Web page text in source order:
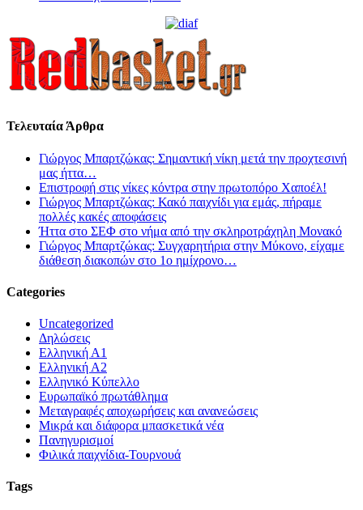
Τελευταία Άρθρα
Γιώργος Μπαρτζώκας: Σημαντική νίκη μετά την προχτεσινή
μας ήττα…
Επιστροφή στις νίκες κόντρα στην πρωτοπόρο Χαποέλ!
Γιώργος Μπαρτζώκας: Κακό παιχνίδι για εμάς, πήραμε
πολλές κακές αποφάσεις
Ήττα στο ΣΕΦ στο νήμα από την σκληροτράχηλη Μονακό
Γιώργος Μπαρτζώκας: Συγχαρητήρια στην Μύκονο, είχαμε
διάθεση διακοπών στο 1ο ημίχρονο…
Categories
Uncategorized
Δηλώσεις
Ελληνική Α1
Ελληνική Α2
Ελληνικό Κύπελλο
Ευρωπαϊκό πρωτάθλημα
Μεταγραφές αποχωρήσεις και ανανεώσεις
Μικρά και διάφορα μπασκετικά νέα
Πανηγυρισμοί
Φιλικά παιχνίδια-Τουρνουά
Tags